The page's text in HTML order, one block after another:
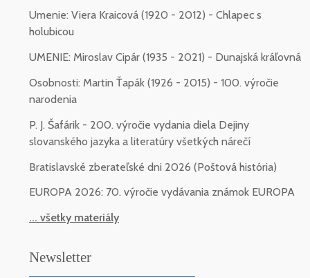
Umenie: Viera Kraicová (1920 - 2012) - Chlapec s
holubicou
UMENIE: Miroslav Cipár (1935 - 2021) - Dunajská kráľovná
Osobnosti: Martin Ťapák (1926 - 2015) - 100. výročie
narodenia
P. J. Šafárik - 200. výročie vydania diela Dejiny
slovanského jazyka a literatúry všetkých nárečí
Bratislavské zberateľské dni 2026 (Poštová história)
EUROPA 2026: 70. výročie vydávania známok EUROPA
... všetky materiály
Newsletter